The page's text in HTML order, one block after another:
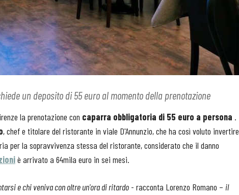
un deposito di 55 euro al momento della prenotazione
la prenotazione con caparra obbligatoria di 55 euro a persona .
, chef e titolare del ristorante in viale D'Annunzio, che ha così voluto invertire
per la sopravvivenza stessa del ristorante, considerato che il danno
è arrivato a 64mila euro in sei mesi.
e chi veniva con oltre un'ora di ritardo - racconta Lorenzo Romano – il